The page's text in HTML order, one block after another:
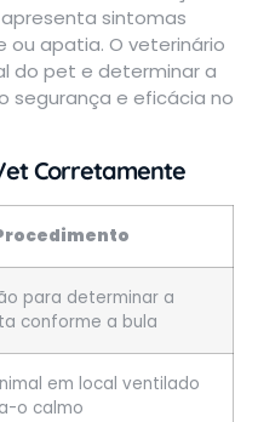
sintomas
ou apatia. O veterinário
do pet e determinar a
segurança e eficácia no
Corretamente
para determinar a
conforme a bula
em local ventilado
o calmo